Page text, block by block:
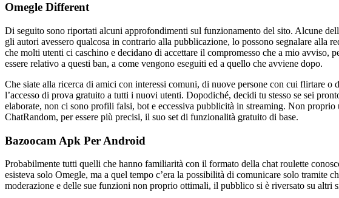
Omegle Different
Di seguito sono riportati alcuni approfondimenti sul funzionamento del sito. Alcune
gli autori avessero qualcosa in contrario alla pubblicazione, lo possono segnalare
che molti utenti ci caschino e decidano di accettare il compromesso che a mio avviso,
essere relativo a questi ban, a come vengono eseguiti ed a quello che avviene dopo.
Che siate alla ricerca di amici con interessi comuni, di nuove persone con cui flirtare
l’accesso di prova gratuito a tutti i nuovi utenti. Dopodiché, decidi tu stesso se sei
elaborate, non ci sono profili falsi, bot e eccessiva pubblicità in streaming. Non
ChatRandom, per essere più precisi, il suo set di funzionalità gratuito di base.
Bazoocam Apk Per Android
Probabilmente tutti quelli che hanno familiarità con il formato della chat roulette
esisteva solo Omegle, ma a quel tempo c’era la possibilità di comunicare solo tramite
moderazione e delle sue funzioni non proprio ottimali, il pubblico si è riversato su altri